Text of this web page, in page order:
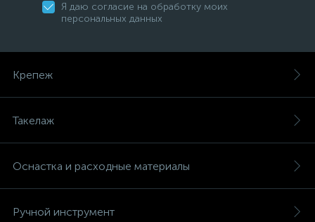
Я даю согласие на обработку моих
персональных данных
Крепеж
Такелаж
Оснастка и расходные материалы
Ручной инструмент